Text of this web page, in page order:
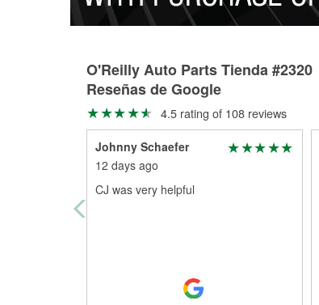
O'Reilly Auto Parts Tienda #2320
Reseñas de Google
4.5 rating of 108 reviews
Johnny Schaefer
12 days ago
CJ was very helpful